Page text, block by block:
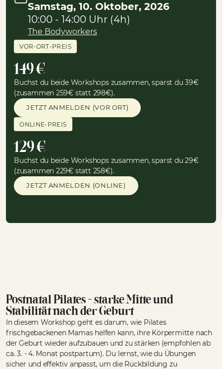
Samstag, 10. Oktober, 2026
10:00 - 14:00 Uhr (4h)
The Bodyworkers
VOR-ORT-PREIS
149 €
Buchst du beide Workshops zusammen, sparst du 39€
(zusammen 259€ statt 298€).
JETZT ANMELDEN (VOR ORT)
ONLINE-PREIS
129 €
Buchst du beide Workshops zusammen, sparst du 29€
(zusammen 229€ statt 258€).
JETZT ANMELDEN (ONLINE)
Postnatal Pilates – starke Mitte und
Stabilität nach der Geburt
In diesem Workshop geht es darum, wie Pilates
frischgebackenen Mamas helfen kann, ihre Körpermitte nach
der Geburt wieder aufzubauen und zu stärken (empfohlen ab
ca. 3. - 4. Monat postpartum). Du lernst, wie du Übungen
sicher und effektiv anpasst, um die Rückbildung zu